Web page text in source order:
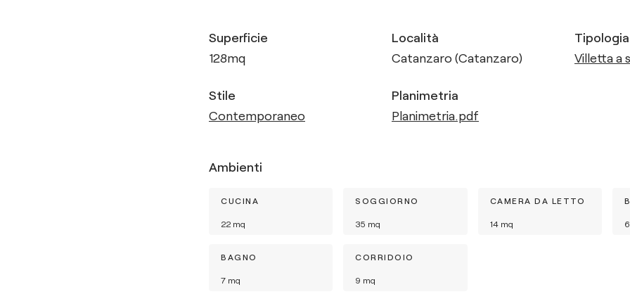
Superficie
128mq
Località
Catanzaro (Catanzaro)
Tipologia
Villetta a
Stile
Contemporaneo
Planimetria
Planimetria.pdf
Ambienti
CUCINA
22 mq
SOGGIORNO
35 mq
CAMERA DA LETTO
14mq 6
BAGNO
7 mq
CORRIDOIO
9 mq